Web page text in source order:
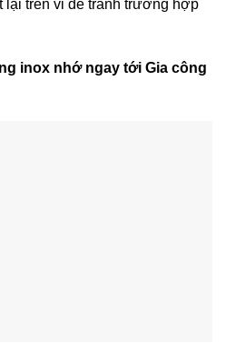
lại trên vỉ để tránh trường hợp
inox nhớ ngay tới Gia công